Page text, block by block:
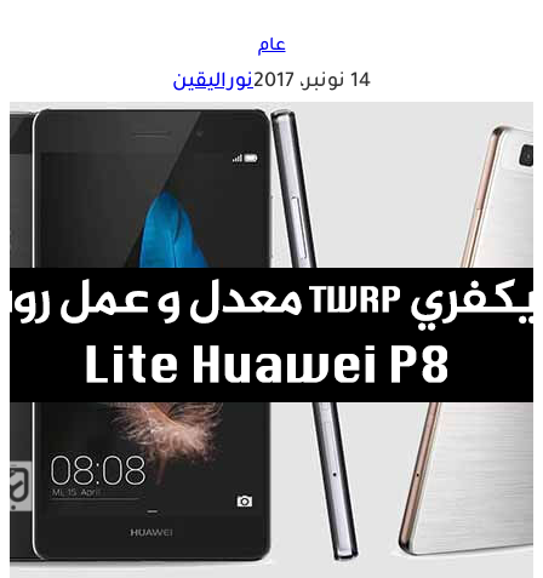
عام
14 نونبر، 2017 نوراليقين